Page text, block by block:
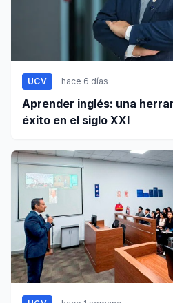
UCV hace 6 días
Aprender inglés: una
éxito en el siglo XXI